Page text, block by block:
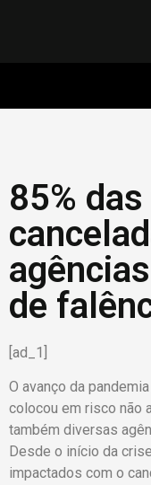
85%
de
[ad_1]
O avanço da
colocou em risco não
também diversas
Desde o início da
impactados com o